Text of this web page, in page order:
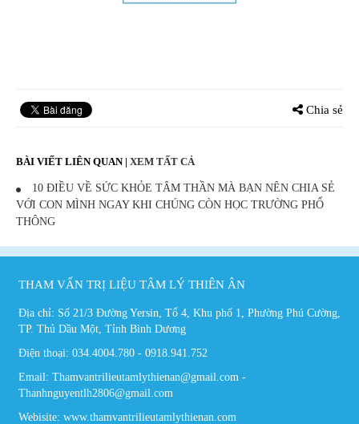
Chia sẻ
BÀI VIẾT LIÊN QUAN | XEM TẤT CẢ
10 ĐIỀU VỀ SỨC KHỎE TÂM THẦN MÀ BẠN NÊN CHIA SẺ
VỚI CON MÌNH NGAY KHI CHÚNG CÒN HỌC TRƯỜNG PHỔ
THÔNG
THAM VẤN TRỊ LIỆU TÂM LÝ THIÊN ÂN
Địa chỉ: Số 21/3 Đường Yersin, Tổ 4, Khu phố 1, Phường Phú Cường,
TP. Thủ Dầu Một, Tỉnh Bình Dương
Điện thoại: 034.4004.780 - 0918.941.752
Email: Thamvantrilieutamlythienan@gmail.com -
Thanhnguyentlh2806@gmail.com
Webisite: www.thamvantrilieutamlythienan.com